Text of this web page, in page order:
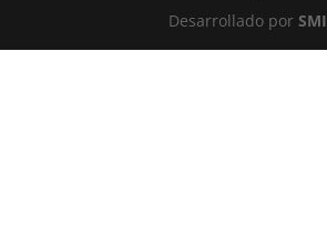
Desarrollado porSMI